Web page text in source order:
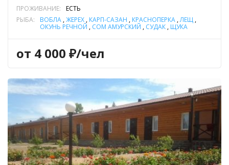
ПРОЖИВАНИЕ:
ЕСТЬ
РЫБА:
ВОБЛА ,ЖЕРЕХ , КАРП-САЗАН , КРАСНОПЕРКА ,ЛЕЩ ,
ОКУНЬ РЕЧНОЙ , СОМ АМУРСКИЙ , СУДАК , ЩУКА
от 4 000 ₽/чел